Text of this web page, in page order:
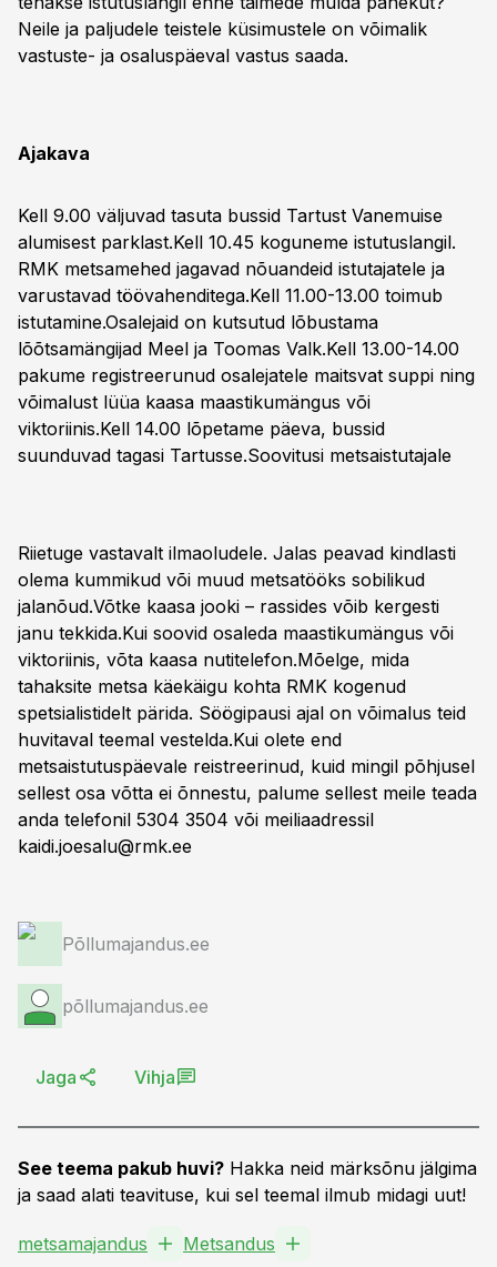
Neile ja paljudele teistele küsimustele on võimalik
vastuste- ja osaluspäeval vastus saada.
Ajakava
Kell 9.00 väljuvad tasuta bussid Tartust Vanemuise
alumisest parklast.Kell 10.45 koguneme istutuslangil.
RMK metsamehed jagavad nõuandeid istutajatele ja
varustavad töövahenditega.Kell 11.00-13.00 toimub
istutamine.Osalejaid on kutsutud lõbustama
lõõtsamängijad Meel ja Toomas Valk.Kell 13.00-14.00
pakume registreerunud osalejatele maitsvat suppi ning
võimalust lüüa kaasa maastikumängus või
viktoriinis.Kell 14.00 lõpetame päeva, bussid
suunduvad tagasi Tartusse.Soovitusi metsaistutajale
Riietuge vastavalt ilmaoludele. Jalas peavad kindlasti
olema kummikud või muud metsatööks sobilikud
jalanõud.Võtke kaasa jooki – rassides võib kergesti
janu tekkida.Kui soovid osaleda maastikumängus või
viktoriinis, võta kaasa nutitelefon.Mõelge, mida
tahaksite metsa käekäigu kohta RMK kogenud
spetsialistidelt pärida. Söögipausi ajal on võimalus teid
huvitaval teemal vestelda.Kui olete end
metsaistutuspäevale reistreerinud, kuid mingil põhjusel
sellest osa võtta ei õnnestu, palume sellest meile teada
anda telefonil 5304 3504 või meiliaadressil
kaidi.joesalu@rmk.ee
Põllumajandus.ee
põllumajandus.ee
Jaga Vihja
See teema pakub huvi? Hakka neid märksõnu jälgima
ja saad alati teavituse, kui sel teemal ilmub midagi uut!
metsamajandus Metsandus